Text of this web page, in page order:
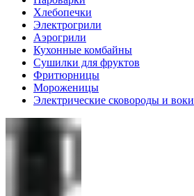
Хлебопечки
Электрогрили
Аэрогрили
Кухонные комбайны
Сушилки для фруктов
Фритюрницы
Мороженицы
Электрические сковороды и воки